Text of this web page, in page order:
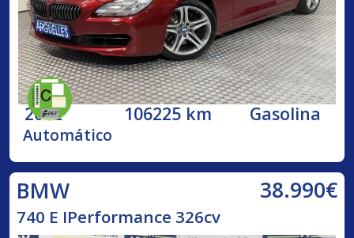
2012 106225 km Gasolina
Automático
BMW 38.990€
740 E IPerformance 326cv